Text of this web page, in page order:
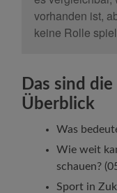
vorhanden ist,
keine Rolle
Das sind
Überblick
Was
Wie weit
schauen?
Sport in